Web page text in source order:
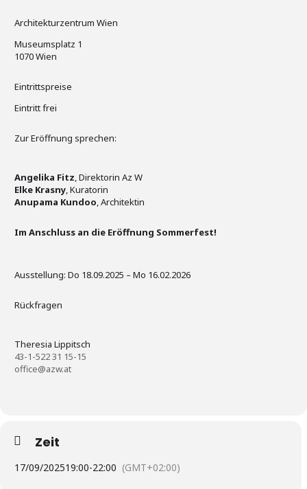
Architekturzentrum Wien
Museumsplatz 1
1070 Wien
Eintrittspreise
Eintritt frei
Zur Eröffnung sprechen:
Angelika Fitz, Direktorin Az W
Elke Krasny, Kuratorin
Anupama Kundoo, Architektin
Im Anschluss an die Eröffnung Sommerfest!
Ausstellung: Do 18.09.2025 – Mo 16.02.2026
Rückfragen
Theresia Lippitsch
43-1-522 31 15-15
office@azw.at
Zeit
17/09/202519:00-22:00 (GMT+02:00)